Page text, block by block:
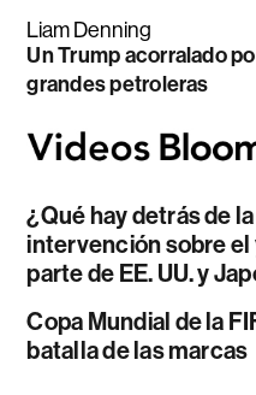
Liam Denning
Un Trump acorralado
grandes petroleras
¿Qué hay detrás de
intervención sobre el
parte de EE. UU. y
Copa Mundial de la
batalla de las marcas